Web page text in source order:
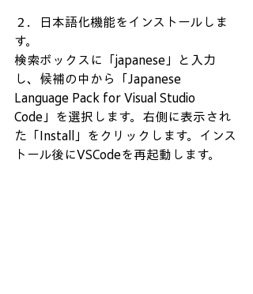
２．日本語化機能をインストールしま
す。
検索ボックスに「japanese」と入力
し、候補の中から「Japanese
Language Pack for Visual Studio
Code」を選択します。右側に表示され
た「Install」をクリックします。インス
トール後にVSCodeを再起動します。